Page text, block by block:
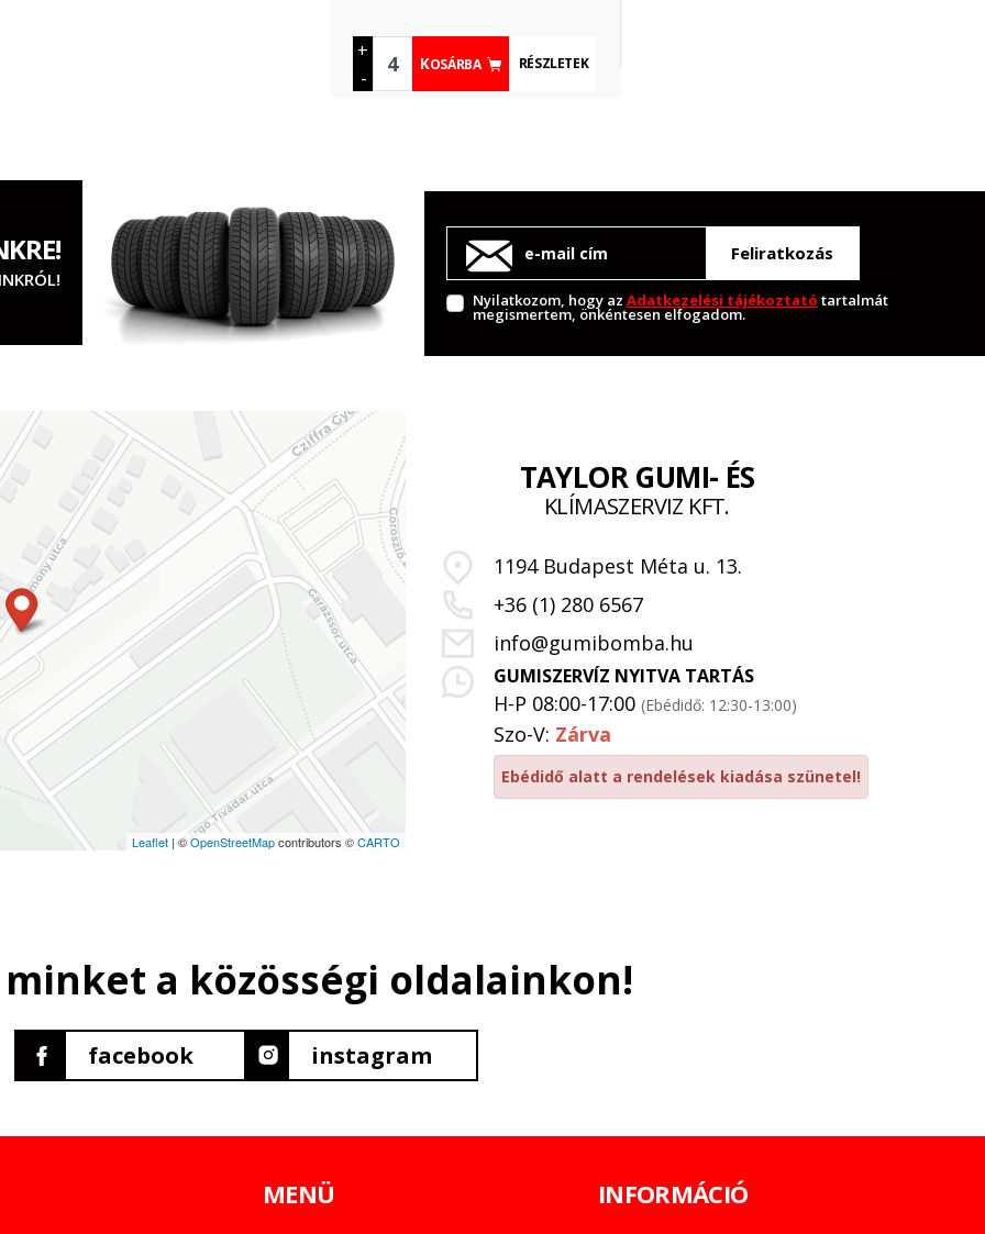
+
-
KOSÁRBA RÉSZLETEK
Feliratkozás
Nyilatkozom, hogy az Adatkezelési tájékoztató tartalmát
megismertem, önkéntesen elfogadom.
Leaflet | ©OpenStreetMapcontributors ©CARTO
TAYLOR GUMI- ÉS
KLÍMASZERVIZ KFT.
1194 Budapest Méta u. 13.
+36 (1) 280 6567
info@gumibomba.hu
GUMISZERVÍZ NYITVA TARTÁS
H-P 08:00-17:00 (Ebédidő: 12:30-13:00)
Szo-V: Zárva
Ebédidő alatt a rendelések kiadása szünetel!
minket a közösségi oldalainkon!
facebook instagram
MENÜ INFORMÁCIÓ